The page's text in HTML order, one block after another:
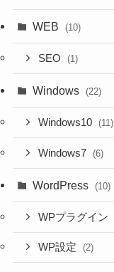
WEB (10)
SEO (1)
Windows (22)
Windows10 (11)
Windows7 (6)
WordPress (10)
WPプラグイン
WP設定 (2)